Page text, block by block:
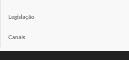
Legislação
Canais